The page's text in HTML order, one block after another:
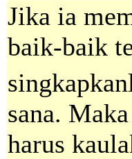
Jika ia
baik-baik
sana.
harus